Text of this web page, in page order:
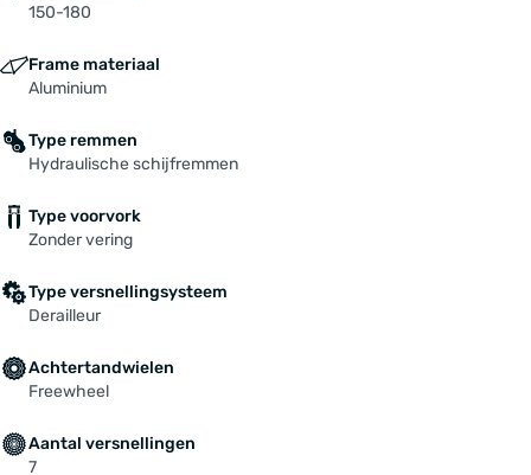
150-180
Frame materiaal
Aluminium
Type remmen
Hydraulische schijfremmen
Type voorvork
Zonder vering
Type versnellingsysteem
Derailleur
Achtertandwielen
Freewheel
Aantal versnellingen
7